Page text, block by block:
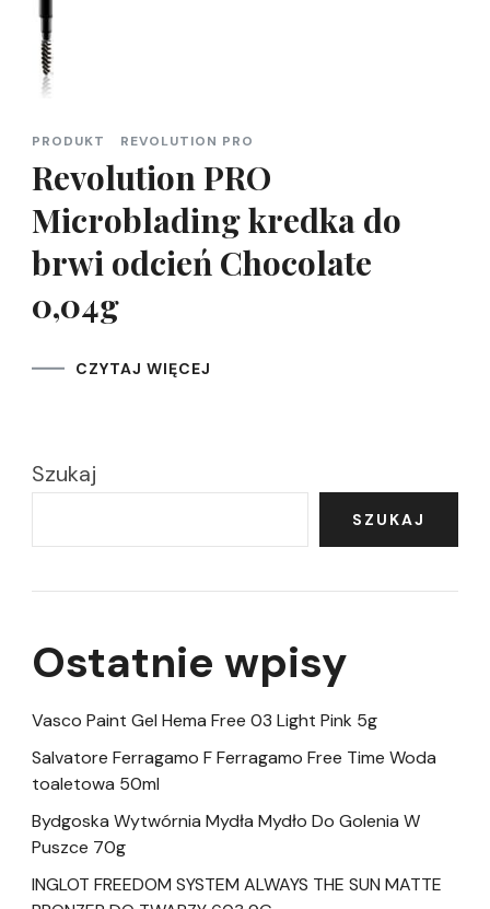
PRODUKT REVOLUTION PRO
Revolution PRO
Microblading kredka do
brwi odcień Chocolate
0,04g
CZYTAJ WIĘCEJ
Szukaj
SZUKAJ
Ostatnie wpisy
Vasco Paint Gel Hema Free 03 Light Pink 5g
Salvatore Ferragamo F Ferragamo Free Time Woda
toaletowa 50ml
Bydgoska Wytwórnia Mydła Mydło Do Golenia W
Puszce 70g
INGLOT FREEDOM SYSTEM ALWAYS THE SUN MATTE